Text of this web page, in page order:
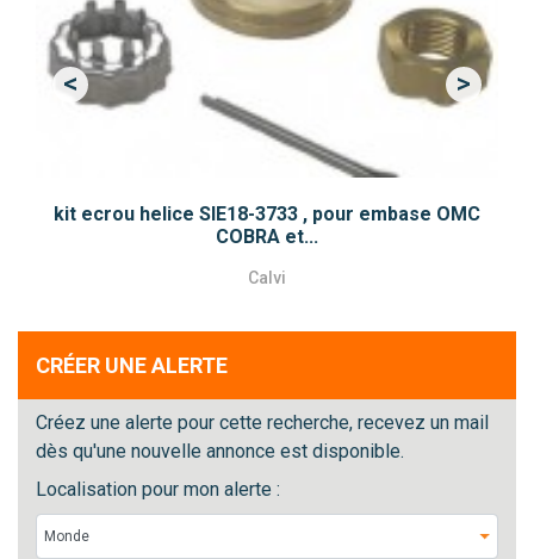
kit ecrou helice SIE18-3733 , pour embase OMC
COBRA et...
Calvi
<Previous >Next
CRÉER UNE ALERTE
Créez une alerte pour cette recherche, recevez un mail
dès qu'une nouvelle annonce est disponible.
Localisation pour mon alerte :